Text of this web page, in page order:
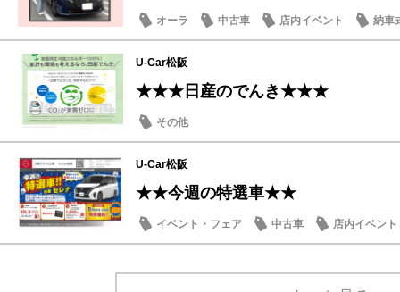
オーラ 中古車 店内イベント 納車
U-Car松阪
★★★日産のでんき★★★
その他
U-Car松阪
★★今週の特選車★★
イベント・フェア 中古車 店内イベント